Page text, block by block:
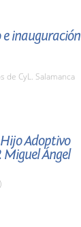
inauguración
de CyL. Salamanca
Adoptivo
Miguel Ángel